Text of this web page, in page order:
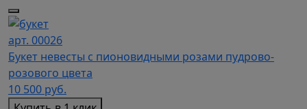
арт. 00026
Букет невесты с пионовидными розами пудрово-
розового цвета
10 500 руб.